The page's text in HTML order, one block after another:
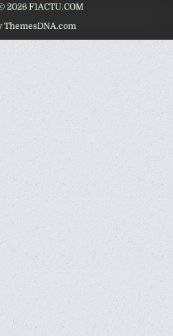
2026 F1ACTU.COM
ThemesDNA.com